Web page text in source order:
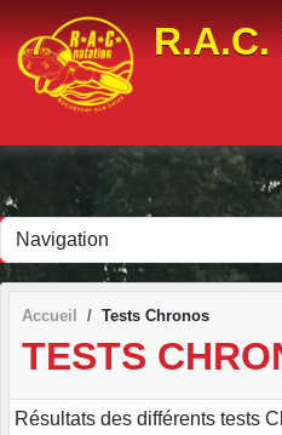
R.A.C.
Accueil Tests Chronos
TESTS
Résultats des différents tests
Panneau de gestion des cookies